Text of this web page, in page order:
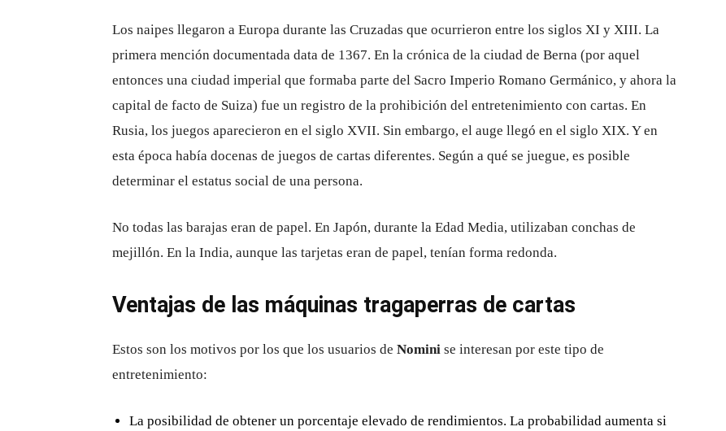
Los naipes llegaron a Europa durante las Cruzadas que ocurrieron entre los siglos XI y XIII. La
primera mención documentada data de 1367. En la crónica de la ciudad de Berna (por aquel
entonces una ciudad imperial que formaba parte del Sacro Imperio Romano Germánico, y ahora la
capital de facto de Suiza) fue un registro de la prohibición del entretenimiento con cartas. En
Rusia, los juegos aparecieron en el siglo XVII. Sin embargo, el auge llegó en el siglo XIX. Y en
esta época había docenas de juegos de cartas diferentes. Según a qué se juegue, es posible
determinar el estatus social de una persona.
No todas las barajas eran de papel. En Japón, durante la Edad Media, utilizaban conchas de
mejillón. En la India, aunque las tarjetas eran de papel, tenían forma redonda.
Ventajas de las máquinas tragaperras de cartas
Estos son los motivos por los que los usuarios de Nomini se interesan por este tipo de
entretenimiento:
La posibilidad de obtener un porcentaje elevado de rendimientos. La probabilidad aumenta si